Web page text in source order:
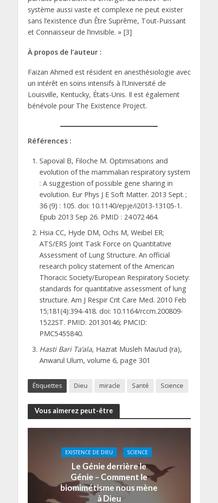
système aussi vaste et complexe ne peut exister
sans l’existence d’un Être Suprême, Tout-Puissant
et Connaisseur de l’invisible. » [3]
À propos de l’auteur :
Faizan Ahmed est résident en anesthésiologie avec
un intérêt en soins intensifs à l’Université de
Louisville, Kentucky, États-Unis. Il est également
bénévole pour The Existence Project.
Références :
Sapoval B, Filoche M. Optimisations and
evolution of the mammalian respiratory system
: A suggestion of possible gene sharing in
evolution. Eur Phys J E Soft Matter. 2013 Sept. ;
36 (9) : 105. doi: 10.1140/epje/i2013-13105-1.
Epub 2013 Sep 26. PMID : 24 072 464.
Hsia CC, Hyde DM, Ochs M, Weibel ER;
ATS/ERS Joint Task Force on Quantitative
Assessment of Lung Structure. An official
research policy statement of the American
Thoracic Society/European Respiratory Society:
standards for quantitative assessment of lung
structure. Am J Respir Crit Care Med. 2010 Feb
15;181(4):394-418. doi: 10.1164/rccm.200809-
1522ST. PMID: 20130146; PMCID:
PMC5455840.
Hasti Bari Ta‘ala, Hazrat Musleh Mau‘ud (ra),
Anwarul Ulum, volume 6, page 301
Étiquettes Dieu miracle Santé Science
Vous aimerez peut-être
EXISTENCE DE DIEU SCIENCE
Le Génie derrière le
Génie – Comment le
biomimétisme nous mène
à Dieu